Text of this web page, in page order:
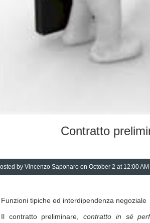
Contratto
by Vincenzo Saponaro on October 2 at 12:00 AM
Funzioni tipiche ed interdipendenza negoziale
Il contratto preliminare,contratto in sé